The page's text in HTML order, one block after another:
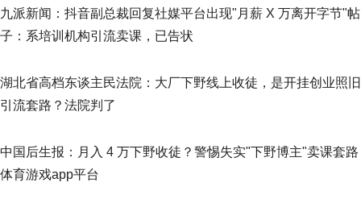
九派新闻：抖音副总裁回复社媒平台出现"月薪 X 万离开字节"帖
子：系培训机构引流卖课，已告状
湖北省高档东谈主民法院：大厂下野线上收徒，是开挂创业照旧
引流套路？法院判了
中国后生报：月入 4 万下野收徒？警惕失实"下野博主"卖课套路
体育游戏app平台